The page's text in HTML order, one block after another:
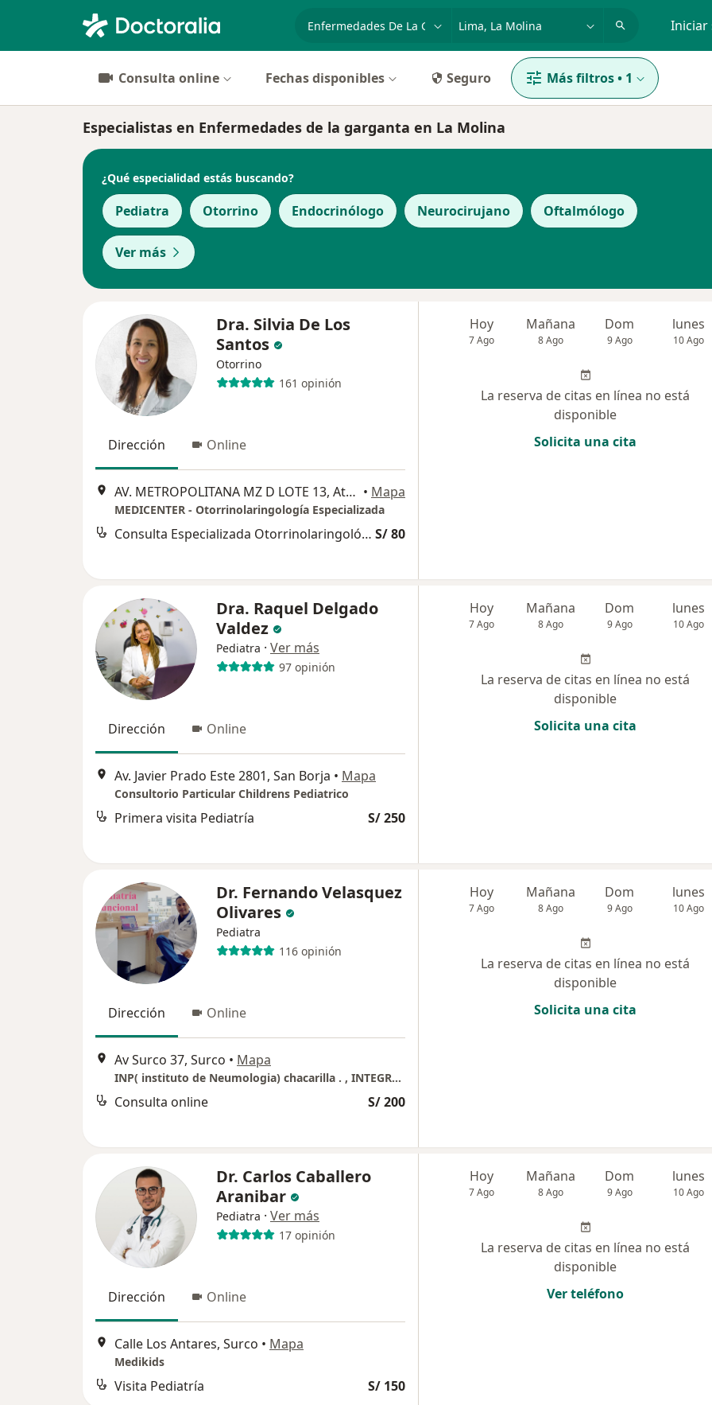
Iniciar
Consulta online Fechas disponibles Seguro Más filtros• 1
Especialistas en Enfermedades de la garganta en La Molina
¿Qué especialidad estás buscando?
Pediatra Otorrino Endocrinólogo Neurocirujano Oftalmólogo
Ver más
Dra. Silvia De Los
Santos
Otorrino
161 opinión
Dirección Online
AV. METROPOLITANA MZ D LOTE 13, Ate Vitarte • Mapa
MEDICENTER - Otorrinolaringología Especializada
Consulta Especializada Otorrinolaringológica S/ 80
Hoy
7 Ago
Mañana
8 Ago
Dom
9 Ago
lunes
10 Ago
La reserva de citas en línea no está
disponible
Solicita una cita
Dra. Raquel Delgado
Valdez
Pediatra · Ver más
97 opinión
Dirección Online
Av. Javier Prado Este 2801, San Borja • Mapa
Consultorio Particular Childrens Pediatrico
Primera visita Pediatría S/ 250
Hoy
7 Ago
Mañana
8 Ago
Dom
9 Ago
lunes
10 Ago
La reserva de citas en línea no está
disponible
Solicita una cita
Dr. Fernando Velasquez
Olivares
Pediatra
116 opinión
Dirección Online
Av Surco 37, Surco • Mapa
INP( instituto de Neumologia) chacarilla . , INTEGRANDO PEDIATRIA Miraflores
Consulta online S/ 200
Hoy
7 Ago
Mañana
8 Ago
Dom
9 Ago
lunes
10 Ago
La reserva de citas en línea no está
disponible
Solicita una cita
Dr. Carlos Caballero
Aranibar
Pediatra · Ver más
17 opinión
Dirección Online
Calle Los Antares, Surco • Mapa
Medikids
Visita Pediatría S/ 150
Hoy
7 Ago
Mañana
8 Ago
Dom
9 Ago
lunes
10 Ago
La reserva de citas en línea no está
disponible
Ver teléfono